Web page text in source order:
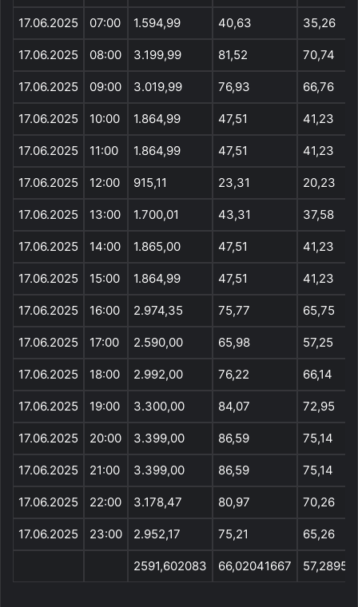
17.06.2025 07:00 1.594,99 40,63 35,26
17.06.2025 08:00 3.199,99 81,52 70,74
17.06.2025 09:00 3.019,99 76,93 66,76
17.06.2025 10:00 1.864,99 47,51 41,23
17.06.2025 11:00 1.864,99 47,51 41,23
17.06.2025 12:00 915,11 23,31 20,23
17.06.2025 13:00 1.700,01 43,31 37,58
17.06.2025 14:00 1.865,00 47,51 41,23
17.06.2025 15:00 1.864,99 47,51 41,23
17.06.2025 16:00 2.974,35 75,77 65,75
17.06.2025 17:00 2.590,00 65,98 57,25
17.06.2025 18:00 2.992,00 76,22 66,14
17.06.2025 19:00 3.300,00 84,07 72,95
17.06.2025 20:00 3.399,00 86,59 75,14
17.06.2025 21:00 3.399,00 86,59 75,14
17.06.2025 22:00 3.178,47 80,97 70,26
17.06.2025 23:00 2.952,17 75,21 65,26
2591,602083 66,02041667